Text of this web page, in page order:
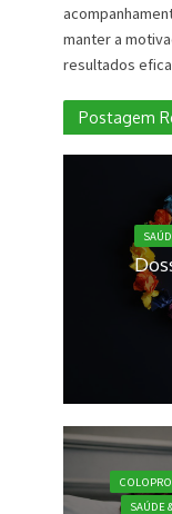
manter a
resultados
Postagem
SAÚDE